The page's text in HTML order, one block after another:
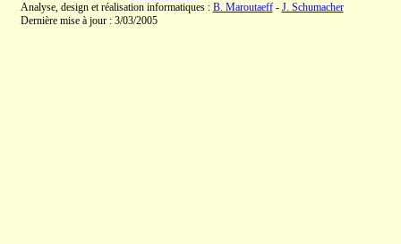
Analyse, design et réalisation informatiques : B. Maroutaeff- J. Schumacher
Dernière mise à jour : 3/03/2005